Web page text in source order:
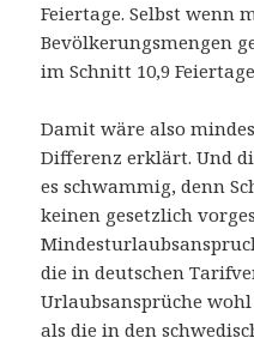
Feiertage. Selbst wenn
Bevölkerungsmengen
im Schnitt 10,9
Damit wäre also
Differenz erklärt. Und
es schwammig, denn
keinen gesetzlich
die in deutschen
Urlaubsansprüche
als die in den